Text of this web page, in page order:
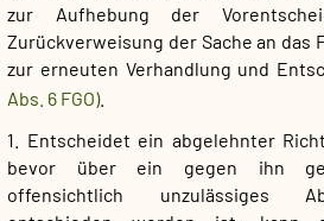
zur Aufhebung der
Zurückverweisung der Sache an das
zur erneuten Verhandlung und
Abs. 6 FGO).
1. Entscheidet ein abgelehnter
bevor über ein gegen ihn
offensichtlich unzulässiges